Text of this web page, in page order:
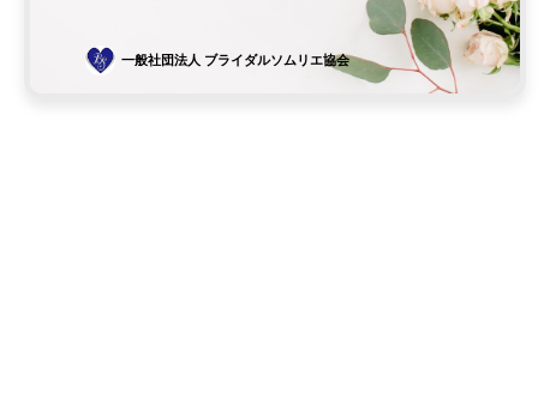
一般社団法人 ブライダルソムリエ協会